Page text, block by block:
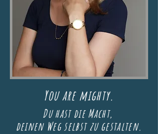
You are mighty.
Du hast die Macht,
deinen Weg selbst zu gestalten.